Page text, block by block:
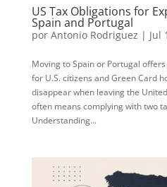
US Tax Obligations for
Spain and Portugal
por Antonio Rodriguez | Jul
Moving to Spain or Portugal
for U.S. citizens and Green Card
disappear when leaving the
often means complying with two
Understanding...